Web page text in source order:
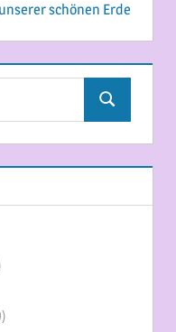
schönen Erde
Suchen